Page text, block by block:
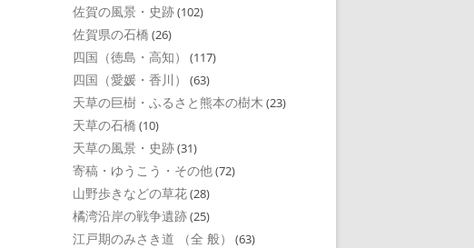
佐賀の風景・史跡(102)
佐賀県の石橋 (26)
四国（徳島・高知） (117)
四国（愛媛・香川） (63)
天草の巨樹・ふるさと熊本の樹木 (23)
天草の石橋 (10)
天草の風景・史跡(31)
寄稿・ゆうこう・その他(72)
山野歩きなどの草花(28)
橘湾沿岸の戦争遺跡(25)
江戸期のみさき道 （全 般） (63)